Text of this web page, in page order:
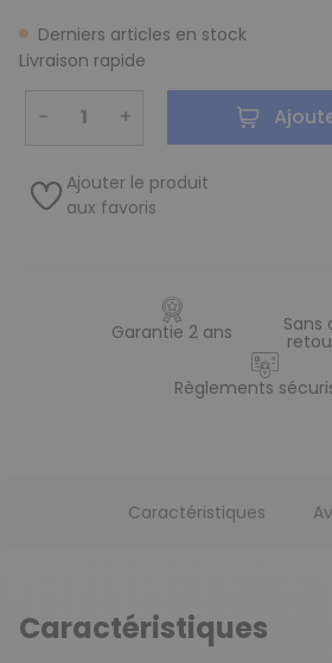
Derniers articles en stock
Livraison rapide
− +
Ajouter le produit
aux favoris
Garantie 2 ans
Règlements
Caractéristiques
Caractéristiques